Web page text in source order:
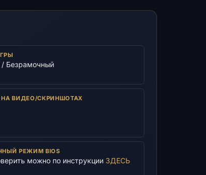
Безрамочный
НА ВИДЕО/СКРИНШОТАХ
РЕЖИМ BIOS
можно по инструкции ЗДЕСЬ